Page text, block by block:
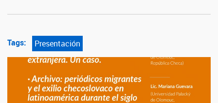
Tags: Presentación